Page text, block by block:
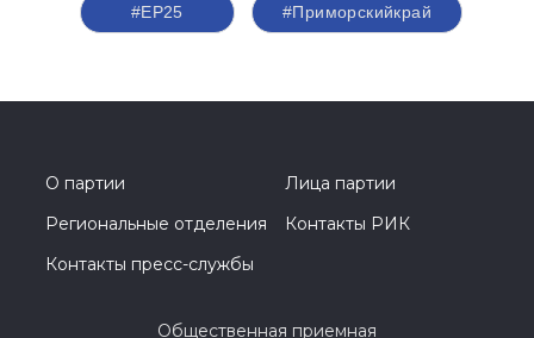
#ЕР25 #Приморскийкрай
О партии
Лица партии
Региональные отделения
Контакты РИК
Контакты пресс-службы
Общественная приемная